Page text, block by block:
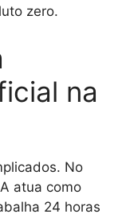
zero.
na
No
atua como
24 horas